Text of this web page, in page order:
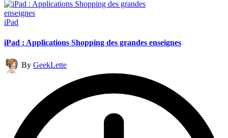
Posted
iPad
iPad : Applications Shopping des grandes enseignes
Posted
by
By GeekLette